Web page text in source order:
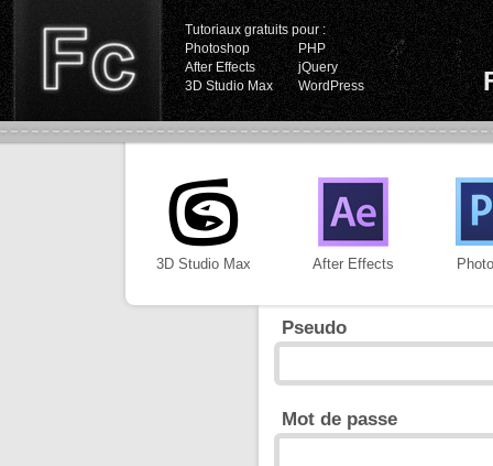
Tutoriaux gratuits pour :
Photoshop
PHP
After Effects
jQuery
3D Studio Max
WordPress
3D Studio Max After Effects
Pseudo
Mot de passe